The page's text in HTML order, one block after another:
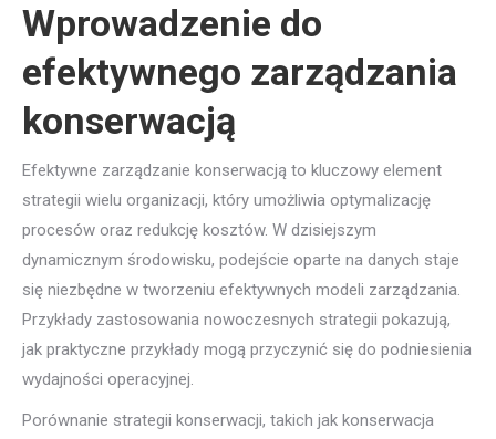
Wprowadzenie do
efektywnego zarządzania
konserwacją
Efektywne zarządzanie konserwacją to kluczowy element
strategii wielu organizacji, który umożliwia optymalizację
procesów oraz redukcję kosztów. W dzisiejszym
dynamicznym środowisku, podejście oparte na danych staje
się niezbędne w tworzeniu efektywnych modeli zarządzania.
Przykłady zastosowania nowoczesnych strategii pokazują,
jak praktyczne przykłady mogą przyczynić się do podniesienia
wydajności operacyjnej.
Porównanie strategii konserwacji, takich jak konserwacja